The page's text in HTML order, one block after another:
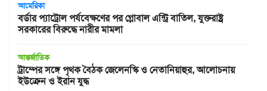
আমেরিকা
বর্ডার প্যাট্রোল পর্যবেক্ষণের পর গ্লোবাল এন্ট্রি বাতিল, যুক্তরাষ্ট্র
সরকারের বিরুদ্ধে নারীর মামলা
আন্তর্জাতিক
ট্রাম্পের সঙ্গে পৃথক বৈঠক জেলেনস্কি ও নেতানিয়াহুর, আলোচনায়
ইউক্রেন ও ইরান যুদ্ধ